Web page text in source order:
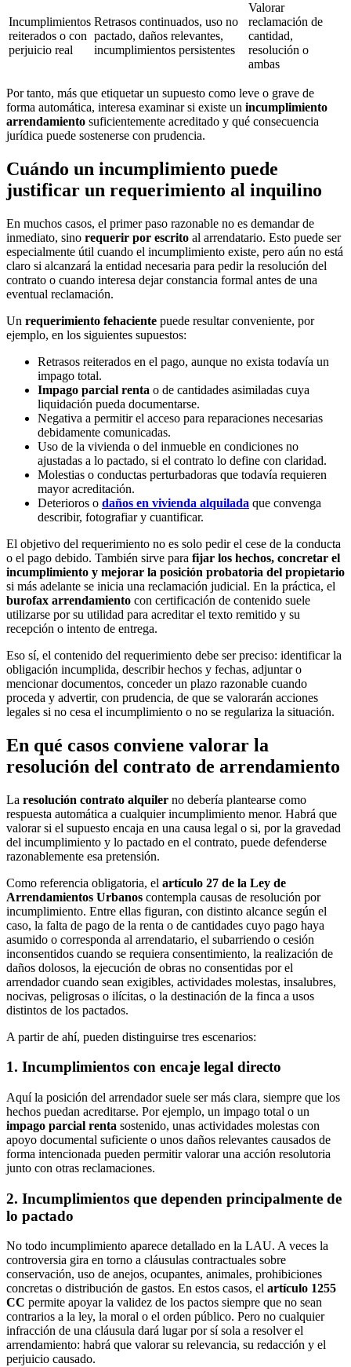
Incumplimientos
reiterados o con
perjuicio real
Retrasos continuados, uso no
pactado, daños relevantes,
incumplimientos persistentes
Valorar
reclamación de
cantidad,
resolución o
ambas
Por tanto, más que etiquetar un supuesto como leve o grave de
forma automática, interesa examinar si existe un incumplimiento
arrendamiento suficientemente acreditado y qué consecuencia
jurídica puede sostenerse con prudencia.
Cuándo un incumplimiento puede
justificar un requerimiento al inquilino
En muchos casos, el primer paso razonable no es demandar de
inmediato, sino requerir por escrito al arrendatario. Esto puede ser
especialmente útil cuando el incumplimiento existe, pero aún no está
claro si alcanzará la entidad necesaria para pedir la resolución del
contrato o cuando interesa dejar constancia formal antes de una
eventual reclamación.
Un requerimiento fehaciente puede resultar conveniente, por
ejemplo, en los siguientes supuestos:
Retrasos reiterados en el pago, aunque no exista todavía un
impago total.
Impago parcial renta o de cantidades asimiladas cuya
liquidación pueda documentarse.
Negativa a permitir el acceso para reparaciones necesarias
debidamente comunicadas.
Uso de la vivienda o del inmueble en condiciones no
ajustadas a lo pactado, si el contrato lo define con claridad.
Molestias o conductas perturbadoras que todavía requieren
mayor acreditación.
Deterioros o daños en vivienda alquilada que convenga
describir, fotografiar y cuantificar.
El objetivo del requerimiento no es solo pedir el cese de la conducta
o el pago debido. También sirve para fijar los hechos, concretar el
incumplimiento y mejorar la posición probatoria del propietario
si más adelante se inicia una reclamación judicial. En la práctica, el
burofax arrendamiento con certificación de contenido suele
utilizarse por su utilidad para acreditar el texto remitido y su
recepción o intento de entrega.
Eso sí, el contenido del requerimiento debe ser preciso: identificar la
obligación incumplida, describir hechos y fechas, adjuntar o
mencionar documentos, conceder un plazo razonable cuando
proceda y advertir, con prudencia, de que se valorarán acciones
legales si no cesa el incumplimiento o no se regulariza la situación.
En qué casos conviene valorar la
resolución del contrato de arrendamiento
La resolución contrato alquiler no debería plantearse como
respuesta automática a cualquier incumplimiento menor. Habrá que
valorar si el supuesto encaja en una causa legal o si, por la gravedad
del incumplimiento y lo pactado en el contrato, puede defenderse
razonablemente esa pretensión.
Como referencia obligatoria, el artículo 27 de la Ley de
Arrendamientos Urbanos contempla causas de resolución por
incumplimiento. Entre ellas figuran, con distinto alcance según el
caso, la falta de pago de la renta o de cantidades cuyo pago haya
asumido o corresponda al arrendatario, el subarriendo o cesión
inconsentidos cuando se requiera consentimiento, la realización de
daños dolosos, la ejecución de obras no consentidas por el
arrendador cuando sean exigibles, actividades molestas, insalubres,
nocivas, peligrosas o ilícitas, o la destinación de la finca a usos
distintos de los pactados.
A partir de ahí, pueden distinguirse tres escenarios:
1. Incumplimientos con encaje legal directo
Aquí la posición del arrendador suele ser más clara, siempre que los
hechos puedan acreditarse. Por ejemplo, un impago total o un
impago parcial renta sostenido, unas actividades molestas con
apoyo documental suficiente o unos daños relevantes causados de
forma intencionada pueden permitir valorar una acción resolutoria
junto con otras reclamaciones.
2. Incumplimientos que dependen principalmente de
lo pactado
No todo incumplimiento aparece detallado en la LAU. A veces la
controversia gira en torno a cláusulas contractuales sobre
conservación, uso de anejos, ocupantes, animales, prohibiciones
concretas o distribución de gastos. En estos casos, el artículo 1255
CC permite apoyar la validez de los pactos siempre que no sean
contrarios a la ley, la moral o el orden público. Pero no cualquier
infracción de una cláusula dará lugar por sí sola a resolver el
arrendamiento: habrá que valorar su relevancia, su redacción y el
perjuicio causado.